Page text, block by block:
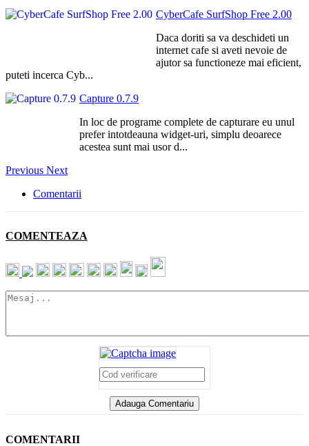
CyberCafe SurfShop Free 2.00
Daca doriti sa va deschideti un
internet cafe si aveti nevoie de
ajutor sa functioneze mai eficient,
puteti incerca Cyb...
Capture 0.7.9
In loc de programe complete de capturare eu unul
prefer intotdeauna widget-uri, simplu deoarece
acestea sunt mai usor d...
Previous Next
Comentarii
COMENTEAZA
COMENTARII